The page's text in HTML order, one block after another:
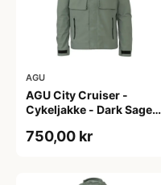
AGU
AGU City Cruiser -
Cykeljakke - Dark Sage -
750,00 kr